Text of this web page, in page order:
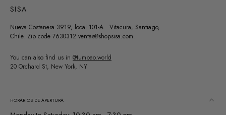
SISA
Nueva Costanera 3919, local 101-A. Vitacura, Santiago,
Chile. Zip code 7630312 ventas@shopsisa.com.
You can also find us in @tumbao.world
20 Orchard St, New York, NY
HORARIOS DE APERTURA